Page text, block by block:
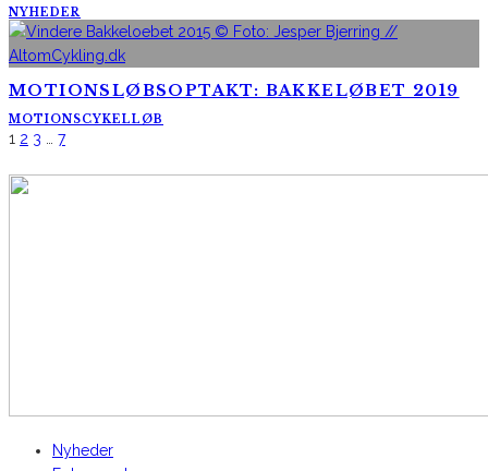
NYHEDER
MOTIONSLØBSOPTAKT: BAKKELØBET 2019
MOTIONSCYKELLØB
1 2 3 … 7
Nyheder